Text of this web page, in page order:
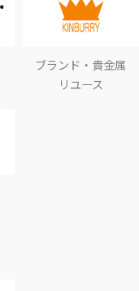
ブランド・貴金属
リユース